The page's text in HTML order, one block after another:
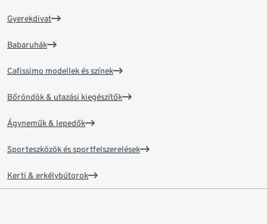
Gyerekdivat
Babaruhák
Cafissimo modellek és színek
Bőröndök & utazási kiegészítők
Ágyneműk & lepedők
Sporteszközök és sportfelszerelések
Kerti & erkélybútorok